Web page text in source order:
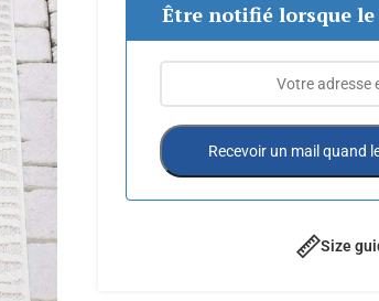
Être notifié lorsque
Recevoir un mail quand
Size